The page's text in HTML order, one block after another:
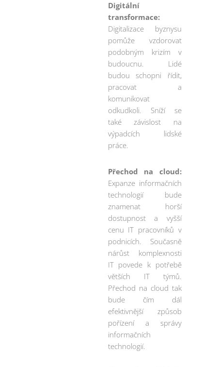
Digitální
transformace:
Digitalizace byznysu
pomůže vzdorovat
podobným krizím v
budoucnu. Lidé
budou schopni řídit,
pracovat a
komunikovat
odkudkoli. Sníží se
také závislost na
výpadcích lidské
práce.
Přechod na cloud:
Expanze informačních
technologií bude
znamenat horší
dostupnost a vyšší
cenu IT pracovníků v
podnicích. Současně
nárůst komplexnosti
IT povede k potřebě
větších IT týmů.
Přechod na cloud tak
bude čím dál
efektivnější způsob
pořízení a správy
informačních
technologií.